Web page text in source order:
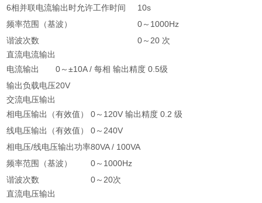
6相并联电流输出时允许工作时间
10s
频率范围（基波）
0～1000Hz
谐波次数
0～20 次
直流电流输出
电流输出
0～±10A / 每相 输出精度 0.5级
输出负载电压20V
交流电压输出
相电压输出（有效值）
0～120V 输出精度 0.2 级
线电压输出（有效值）
0～240V
相电压/线电压输出功率80VA / 100VA
频率范围（基波）
0～1000Hz
谐波次数
0～20次
直流电压输出